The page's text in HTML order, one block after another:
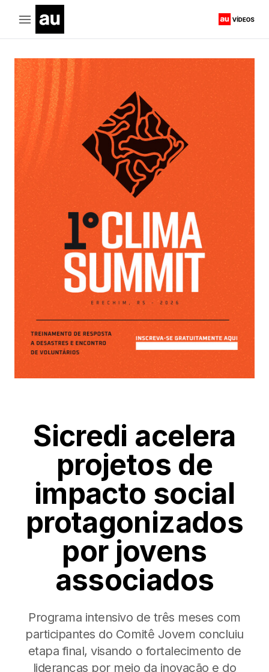
Sicredi acelera
projetos de
impacto social
protagonizados
por jovens
associados
Programa intensivo de três meses com
participantes do Comitê Jovem concluiu
etapa final, visando o fortalecimento de
lideranças por meio da inovação e do